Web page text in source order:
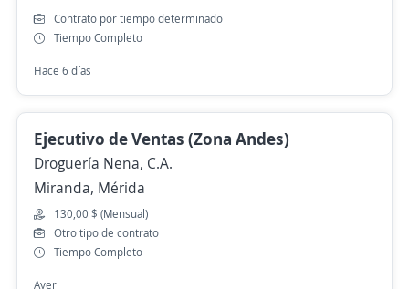
Contrato por tiempo determinado
Tiempo Completo
Hace 6 días
Ejecutivo de Ventas (Zona Andes)
Droguería Nena, C.A.
Miranda, Mérida
130,00 $ (Mensual)
Otro tipo de contrato
Tiempo Completo
Ayer